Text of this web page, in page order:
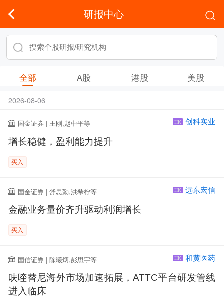
研报中心
全部 A股 港股 美股
2026-08-06
国金证券 | 王刚,赵中平等 HK 创科实业
增长稳健，盈利能力提升
买入
国金证券 | 舒思勤,洪希柠等 HK 远东宏信
金融业务量价齐升驱动利润增长
买入
国信证券 | 陈曦炳,彭思宇等 HK 和黄医药
呋喹替尼海外市场加速拓展，ATTC平台研发管线
进入临床